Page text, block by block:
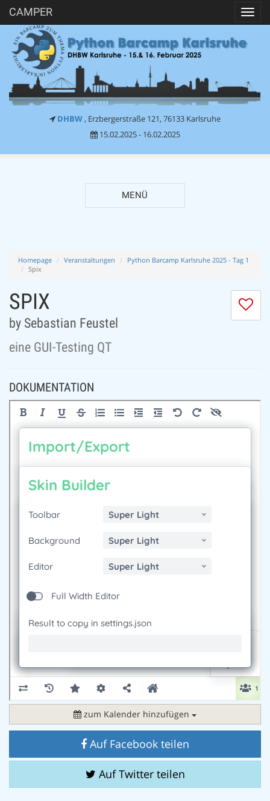
CAMPER
DHBW , Erzbergerstraße 121, 76133 Karlsruhe
15.02.2025 - 16.02.2025
MENÜ
Homepage Veranstaltungen
Python Barcamp Karlsruhe 2025 - Tag 1
Spix
SPIX
by Sebastian Feustel
eine GUI-Testing QT
DOKUMENTATION
zum Kalender hinzufügen
Auf Facebook teilen
Auf Twitter teilen